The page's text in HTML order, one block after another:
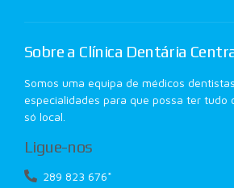
Sobre a Clínica Dentária
Somos uma equipa de médicos
especialidades para que possa ter tudo
só local.
Ligue-nos
289 823 676*